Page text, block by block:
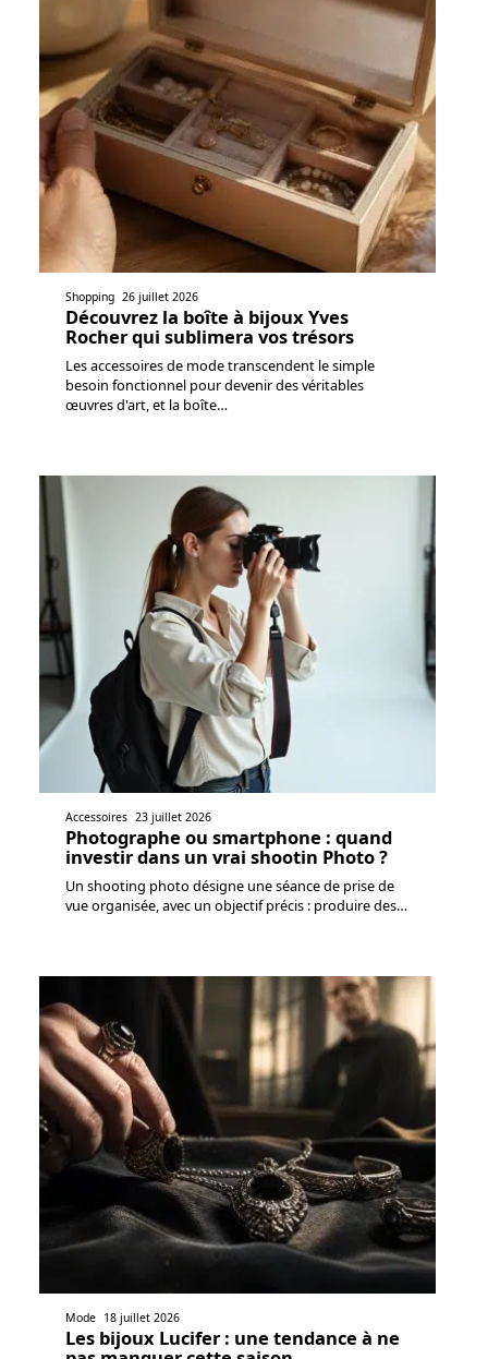
Shopping 26 juillet 2026
Découvrez la boîte à bijoux Yves
Rocher qui sublimera vos trésors
Les accessoires de mode transcendent le simple
besoin fonctionnel pour devenir des véritables
œuvres d'art, et la boîte…
Accessoires 23 juillet 2026
Photographe ou smartphone : quand
investir dans un vrai shootin Photo ?
Un shooting photo désigne une séance de prise de
vue organisée, avec un objectif précis : produire des…
Mode 18 juillet 2026
Les bijoux Lucifer : une tendance à ne